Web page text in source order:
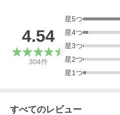
4.54
304件
星5つ
星4つ
星3つ
星2つ
星1つ
すべてのレビュー